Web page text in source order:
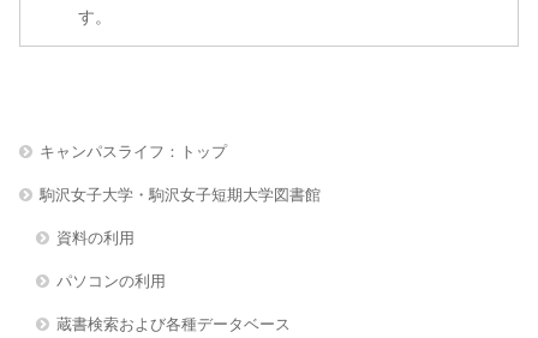
す。
キャンパスライフ：トップ
駒沢女子大学・駒沢女子短期大学図書館
資料の利用
パソコンの利用
蔵書検索および各種データベース